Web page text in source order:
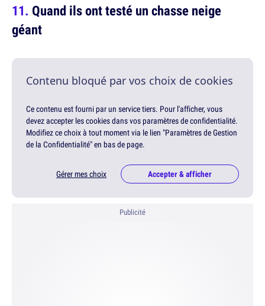
Quand ils ont testé un chasse neige
géant
Contenu bloqué par vos choix de cookies
Ce contenu est fourni par un service tiers. Pour l'afficher, vous
devez accepter les cookies dans vos paramètres de confidentialité.
Modifiez ce choix à tout moment via le lien "Paramètres de Gestion
de la Confidentialité" en bas de page.
Gérer mes choix Accepter & afficher
Publicité